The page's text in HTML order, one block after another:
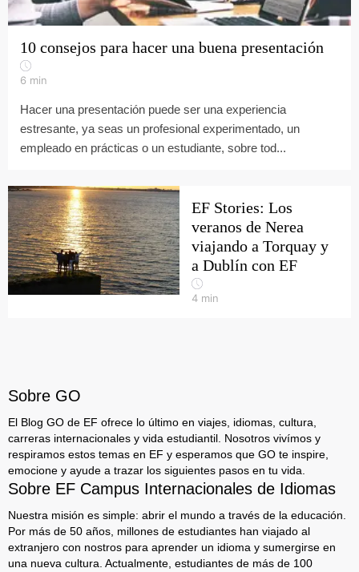
10 consejos para hacer una buena presentación
6 min
Hacer una presentación puede ser una experiencia
estresante, ya seas un profesional experimentado, un
empleado en prácticas o un estudiante, sobre tod...
EF Stories: Los
veranos de Nerea
viajando a Torquay y
a Dublín con EF
4 min
Sobre GO
El Blog GO de EF ofrece lo último en viajes, idiomas, cultura,
carreras internacionales y vida estudiantil. Nosotros vivímos y
respiramos estos temas en EF y esperamos que GO te inspire,
emocione y ayude a trazar los siguientes pasos en tu vida.
Sobre EF Campus Internacionales de Idiomas
Nuestra misión es simple: abrir el mundo a través de la educación.
Por más de 50 años, millones de estudiantes han viajado al
extranjero con nostros para aprender un idioma y sumergirse en
una nueva cultura. Actualmente, estudiantes de más de 100